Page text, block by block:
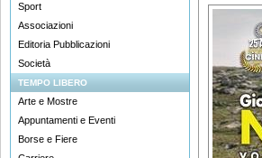
Sport
Associazioni
Editoria Pubblicazioni
Società
TEMPO LIBERO
Arte e Mostre
Appuntamenti e Eventi
Borse e Fiere